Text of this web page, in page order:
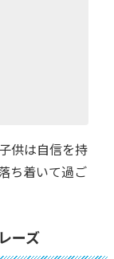
供は自信を持
ち着いて過ご
ーズ